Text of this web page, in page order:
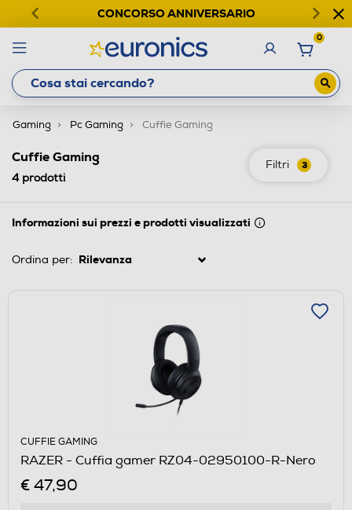
CONCORSO ANNIVERSARIO
0
Gaming Pc Gaming Cuffie Gaming
Filtri 3
Cuffie Gaming
4prodotti
Informazioni sui prezzi e prodotti visualizzati
Ordina per:
CUFFIE GAMING
RAZER - Cuffia gamer RZ04-02950100-R-Nero
€ 47,90